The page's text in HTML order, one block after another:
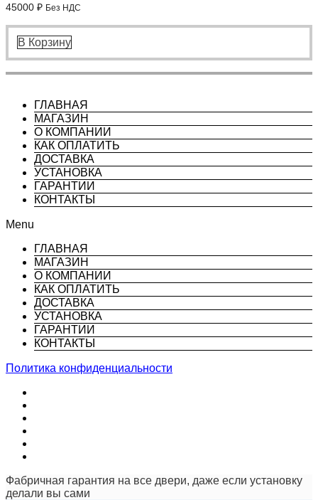
45000 ₽ Без НДС
В Корзину
ГЛАВНАЯ
МАГАЗИН
О КОМПАНИИ
КАК ОПЛАТИТЬ
ДОСТАВКА
УСТАНОВКА
ГАРАНТИИ
КОНТАКТЫ
Menu
ГЛАВНАЯ
МАГАЗИН
О КОМПАНИИ
КАК ОПЛАТИТЬ
ДОСТАВКА
УСТАНОВКА
ГАРАНТИИ
КОНТАКТЫ
Политика конфиденциальности
Фабричная гарантия на все двери, даже если установку
делали вы сами